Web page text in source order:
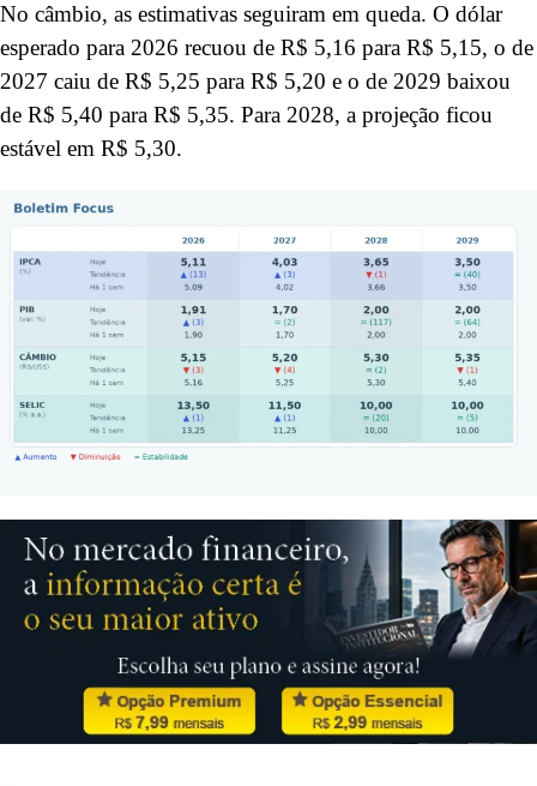
No câmbio, as estimativas seguiram em queda. O dólar
esperado para 2026 recuou de R$ 5,16 para R$ 5,15, o de
2027 caiu de R$ 5,25 para R$ 5,20 e o de 2029 baixou
de R$ 5,40 para R$ 5,35. Para 2028, a projeção ficou
estável em R$ 5,30.